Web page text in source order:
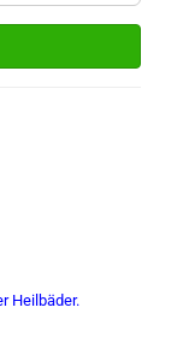
Heilbäder.